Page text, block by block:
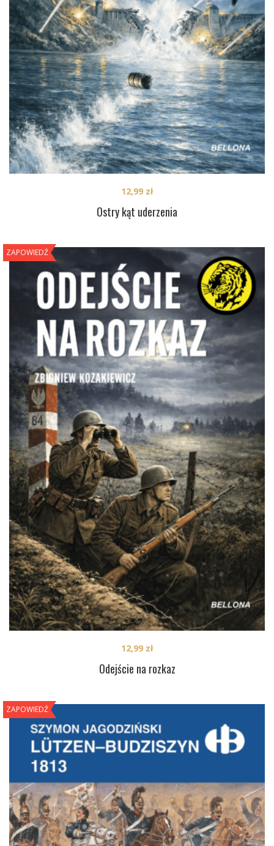
Ostry kąt uderzenia
12,99 zł
ZAPOWIEDŹ
Odejście na rozkaz
12,99 zł
ZAPOWIEDŹ